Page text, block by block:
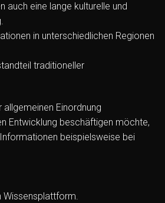
auch eine lange kulturelle und
in unterschiedlichen Regionen
traditioneller
Einordnung
Entwicklung beschäftigen möchte,
beispielsweise bei
Wissensplattform.